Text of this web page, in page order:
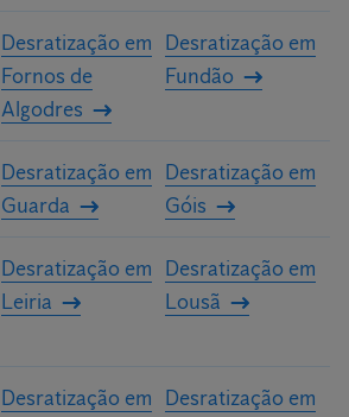
Desratização em
Fornos de
Algodres
Desratização em
Fundão
Desratização em
Guarda
Desratização em
Góis
Desratização em
Leiria
Desratização em
Lousã
Desratização em Desratização em